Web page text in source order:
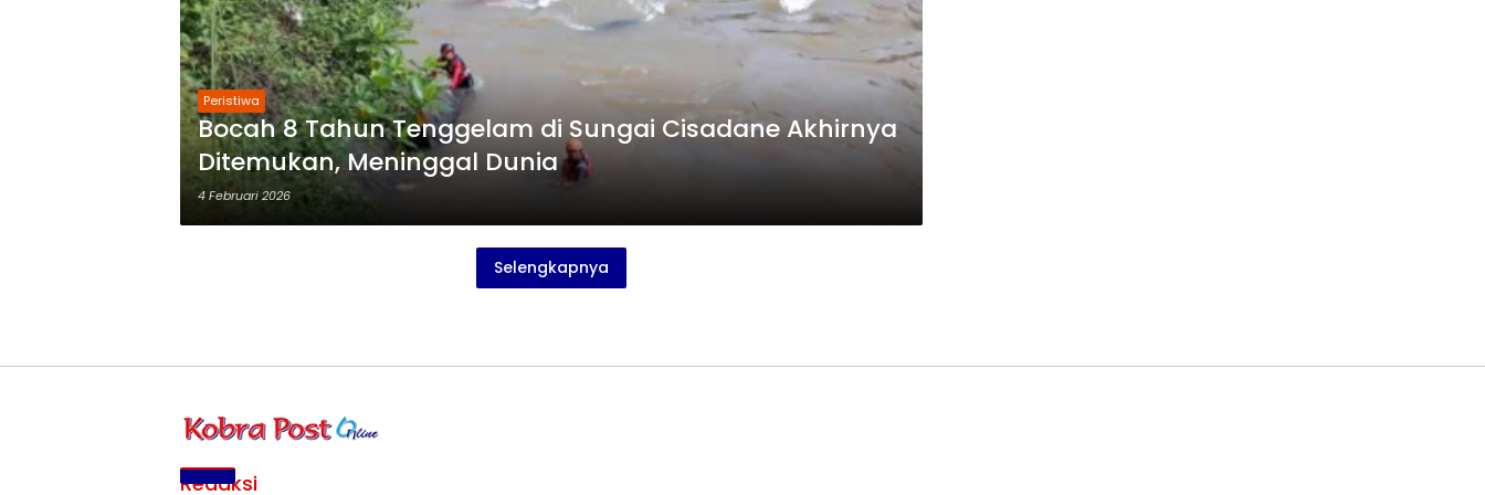
Peristiwa
Bocah 8 Tahun Tenggelam di Sungai Cisadane Akhirnya
Ditemukan, Meninggal Dunia
4 Februari 2026
Selengkapnya
Redaksi